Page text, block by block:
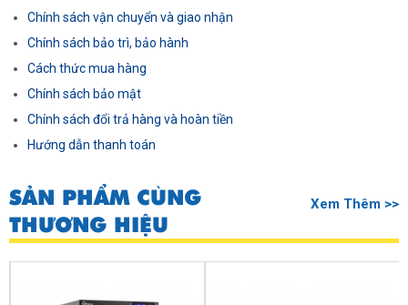
Chính sách vận chuyển và giao nhận
Chính sách bảo trì, bảo hành
Cách thức mua hàng
Chính sách bảo mật
Chính sách đổi trả hàng và hoàn tiền
Hướng dẫn thanh toán
SẢN PHẨM CÙNG
THƯƠNG HIỆU
Xem Thêm >>